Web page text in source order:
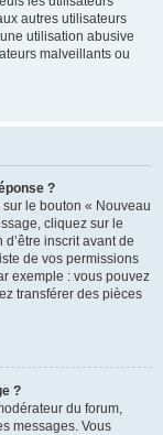
autres utilisateurs
utilisation abusive
malveillants ou
?
le bouton « Nouveau
cliquez sur le
inscrit avant de
de vos permissions
exemple : vous pouvez
transférer des pièces
?
du forum,
messages. Vous